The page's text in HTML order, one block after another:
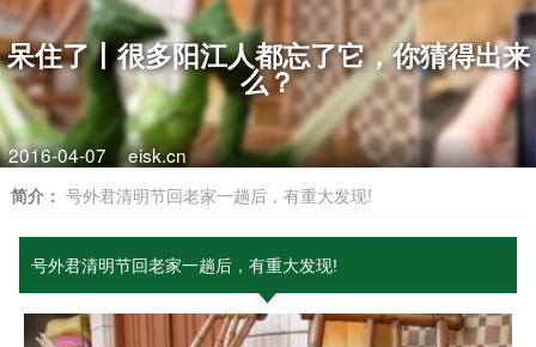
呆住了丨很多阳江人都忘了它，你猜得出来
么？
2016-04-07 eisk.cn
简介： 号外君清明节回老家一趟后，有重大发现!
号外君清明节回老家一趟后，有重大发现!